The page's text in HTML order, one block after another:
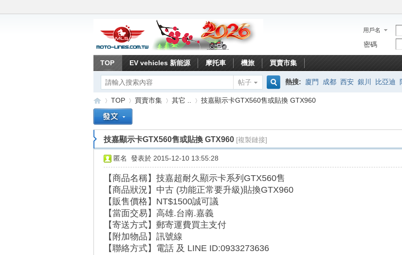
用戶名
密碼
TOP EV vehicles 新能源 摩托車 機旅 買賣市集
帖子
搜
索
熱搜: 廈門 成都 西安 銀川 比亞迪
重 »
TOP
›
買賣市集
›
其它 ..
›
技嘉顯示卡GTX560售或貼換 GTX960
技嘉顯示卡GTX560售或貼換 GTX960 [複製鏈接]
匿名 發表於 2015-12-10 13:55:28
【商品名稱】技嘉超耐久顯示卡系列GTX560售
【商品狀況】中古 (功能正常要升級)貼換GTX960
【販售價格】NT$1500誠可議
【當面交易】高雄.台南.嘉義
【寄送方式】郵寄運費買主支付
【附加物品】訊號線
【聯絡方式】電話 及 LINE ID:0933273636